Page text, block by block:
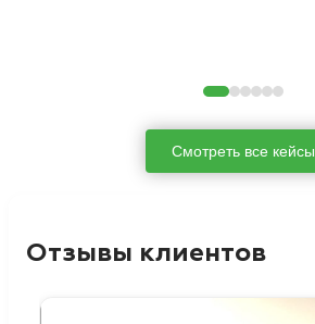
Смотреть все кейсы
Отзывы клиентов